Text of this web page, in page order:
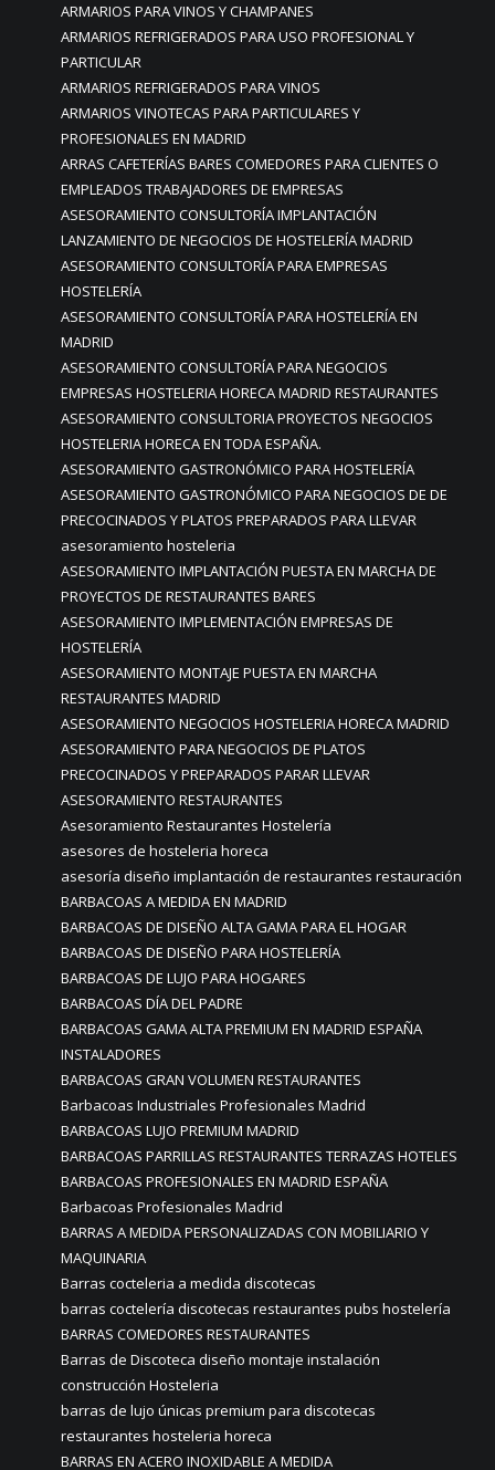
ARMARIOS PARA VINOS Y CHAMPANES
ARMARIOS REFRIGERADOS PARA USO PROFESIONAL Y
PARTICULAR
ARMARIOS REFRIGERADOS PARA VINOS
ARMARIOS VINOTECAS PARA PARTICULARES Y
PROFESIONALES EN MADRID
ARRAS CAFETERÍAS BARES COMEDORES PARA CLIENTES O
EMPLEADOS TRABAJADORES DE EMPRESAS
ASESORAMIENTO CONSULTORÍA IMPLANTACIÓN
LANZAMIENTO DE NEGOCIOS DE HOSTELERÍA MADRID
ASESORAMIENTO CONSULTORÍA PARA EMPRESAS
HOSTELERÍA
ASESORAMIENTO CONSULTORÍA PARA HOSTELERÍA EN
MADRID
ASESORAMIENTO CONSULTORÍA PARA NEGOCIOS
EMPRESAS HOSTELERIA HORECA MADRID RESTAURANTES
ASESORAMIENTO CONSULTORIA PROYECTOS NEGOCIOS
HOSTELERIA HORECA EN TODA ESPAÑA.
ASESORAMIENTO GASTRONÓMICO PARA HOSTELERÍA
ASESORAMIENTO GASTRONÓMICO PARA NEGOCIOS DE DE
PRECOCINADOS Y PLATOS PREPARADOS PARA LLEVAR
asesoramiento hosteleria
ASESORAMIENTO IMPLANTACIÓN PUESTA EN MARCHA DE
PROYECTOS DE RESTAURANTES BARES
ASESORAMIENTO IMPLEMENTACIÓN EMPRESAS DE
HOSTELERÍA
ASESORAMIENTO MONTAJE PUESTA EN MARCHA
RESTAURANTES MADRID
ASESORAMIENTO NEGOCIOS HOSTELERIA HORECA MADRID
ASESORAMIENTO PARA NEGOCIOS DE PLATOS
PRECOCINADOS Y PREPARADOS PARAR LLEVAR
ASESORAMIENTO RESTAURANTES
Asesoramiento Restaurantes Hostelería
asesores de hosteleria horeca
asesoría diseño implantación de restaurantes restauración
BARBACOAS A MEDIDA EN MADRID
BARBACOAS DE DISEÑO ALTA GAMA PARA EL HOGAR
BARBACOAS DE DISEÑO PARA HOSTELERÍA
BARBACOAS DE LUJO PARA HOGARES
BARBACOAS DÍA DEL PADRE
BARBACOAS GAMA ALTA PREMIUM EN MADRID ESPAÑA
INSTALADORES
BARBACOAS GRAN VOLUMEN RESTAURANTES
Barbacoas Industriales Profesionales Madrid
BARBACOAS LUJO PREMIUM MADRID
BARBACOAS PARRILLAS RESTAURANTES TERRAZAS HOTELES
BARBACOAS PROFESIONALES EN MADRID ESPAÑA
Barbacoas Profesionales Madrid
BARRAS A MEDIDA PERSONALIZADAS CON MOBILIARIO Y
MAQUINARIA
Barras cocteleria a medida discotecas
barras coctelería discotecas restaurantes pubs hostelería
BARRAS COMEDORES RESTAURANTES
Barras de Discoteca diseño montaje instalación
construcción Hosteleria
barras de lujo únicas premium para discotecas
restaurantes hosteleria horeca
BARRAS EN ACERO INOXIDABLE A MEDIDA